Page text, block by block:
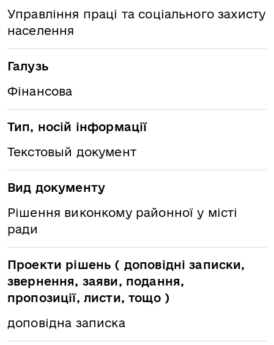
Управління праці та соціального захисту
населення
Галузь
Фінансова
Тип, носій інформації
Текстовый документ
Вид документу
Рішення виконкому районної у місті
ради
Проекти рішень ( доповідні записки,
звернення, заяви, подання,
пропозиції, листи, тощо )
доповідна записка